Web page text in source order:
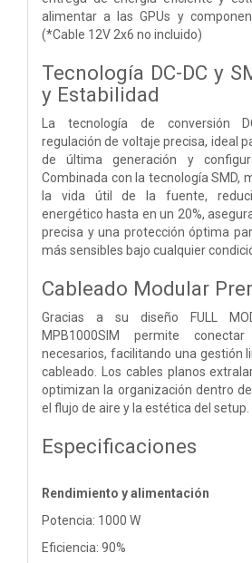
alimentar a las GPUs y
(*Cable 12V 2x6 no incluido)
Tecnología DC-DC y
y Estabilidad
La tecnología de conversión
regulación de voltaje precisa, ideal
de última generación y
Combinada con la tecnología SMD,
la vida útil de la fuente,
energético hasta en un 20%,
precisa y una protección óptima
más sensibles bajo cualquier
Cableado Modular
Gracias a su diseño FULL
MPB1000SIM permite
necesarios, facilitando una gestión
cableado. Los cables planos
optimizan la organización dentro
el flujo de aire y la estética del setup.
Especificaciones
Rendimiento y alimentación
Potencia: 1000 W
Eficiencia: 90%